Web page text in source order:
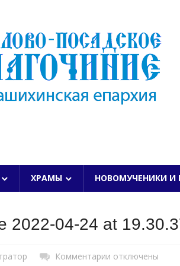
ХРАМЫ НОВОМУЧЕНИКИ И
2022-04-24 at
Комментарии котключены